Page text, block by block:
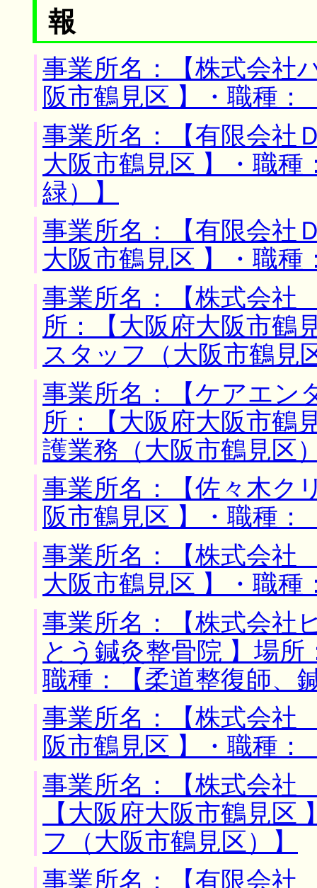
報
事業所名：【株式会社
阪市鶴見区 】・職種
事業所名：【有限会社
大阪市鶴見区 】・職
緑）】
事業所名：【有限会社
大阪市鶴見区 】・職種
事業所名：【株式会
所：【大阪府大阪市鶴
スタッフ（大阪市鶴見
事業所名：【ケアエ
所：【大阪府大阪市鶴
護業務（大阪市鶴見区
事業所名：【佐々木ク
阪市鶴見区 】・職種
事業所名：【株式会社
大阪市鶴見区 】・職
事業所名：【株式会社
とう鍼灸整骨院 】場
職種：【柔道整復師、
事業所名：【株式会
阪市鶴見区 】・職種
事業所名：【株式会
【大阪府大阪市鶴見
フ（大阪市鶴見区）】
事業所名：【有限会